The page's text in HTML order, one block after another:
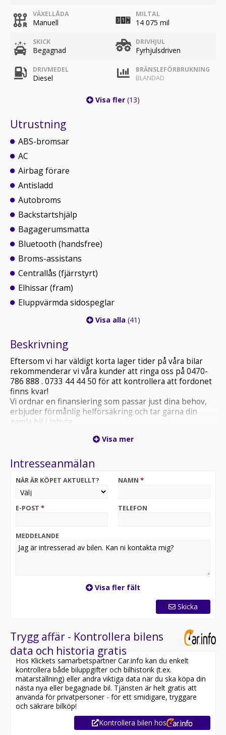
VÄXELLÅDA
Manuell
MILTAL
14 075 mil
SKICK
Begagnad
DRIVHJUL
Fyrhjulsdriven
DRIVMEDEL
Diesel
BRÄNSLEFÖRBRUKNING
BLANDAD
Visa fler (13)
Utrustning
ABS-bromsar
AC
Airbag förare
Antisladd
Autobroms
Backstartshjälp
Bagagerumsmatta
Bluetooth (handsfree)
Broms-assistans
Centrallås (fjärrstyrt)
Elhissar (fram)
Eluppvärmda sidospeglar
Visa alla (41)
Beskrivning
Eftersom vi har väldigt korta lager tider på våra bilar
rekommenderar vi våra kunder att ringa oss på 0470-
786 888 . 0733 44 44 50 för att kontrollera att fordonet
finns kvar!
Vi ordnar en finansiering som passar just dina behov,
erbjuder förmånlig helförsäkring och tar gärna din
gamla bil i inbyte.
Välkomna till oss på Pinnmovägen 1 i Växjö!
Visa mer
Intresseanmälan
NÄR ÄR KÖPET AKTUELLT? NAMN *
E-POST * TELEFON
MEDDELANDE
Visa fler fält
Skicka
Trygg affär - Kontrollera bilens
data och historia gratis
Hos Klickets samarbetspartner Car.info kan du enkelt
kontrollera både biluppgifter och bilhistorik (t.ex.
mätarställning) eller andra viktiga data när du ska köpa din
nästa nya eller begagnade bil. Tjänsten är helt gratis att
använda för privatpersoner - för ett smidigare, tryggare
och säkrare bilköp!
Kontrollera bilen hos